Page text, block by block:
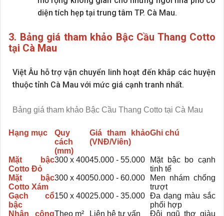
diện tích hẹp tại trung tâm TP. Cà Mau.
3. Bảng giá tham khảo Bậc Cầu Thang Cotto
tại Cà Mau
Việt Âu hỗ trợ vận chuyển linh hoạt đến khắp các huyện
thuộc tỉnh Cà Mau với mức giá cạnh tranh nhất.
Bảng giá tham khảo Bậc Cầu Thang Cotto tại Cà Mau
Hạng mục
Quy
cách
(mm)
Giá tham khảo
(VNĐ/Viên)
Ghi chú
Mặt bậc
Cotto Đỏ
300 x 40045.000 - 55.000
Mặt bậc bo cạnh
tinh tế
Mặt bậc
Cotto Xám
300 x 40050.000 - 60.000
Men nhám chống
trượt
Gạch cổ
bậc
150 x 40025.000 - 35.000 Đa dạng màu sắc
phối hợp
Nhân côngTheo m² Liên hệ tư vấn
Đội ngũ thợ giàu